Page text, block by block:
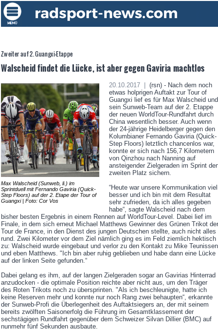
Zweiter auf 2. Guangxi-Etappe
Walscheid findet die Lücke, ist aber gegen Gaviria machtlos
Max Walscheid (Sunweb, li.) im
Sprintduell mit Fernando Gaviria (Quick-
Step Floors) auf der 2. Etape der Tour of
Guangxi | Foto: Cor Vos
20.10.2017 |
(rsn) - Nach dem noch
etwas holprigen Auftakt zur Tour of
Guangxi lief es für Max Walscheid und
sein Sunweb-Team auf der 2. Etappe
der neuen WorldTour-Rundfahrt durch
China wesentlich besser. Auch wenn
der 24-jährige Heidelberger gegen den
Kolumbianer Fernando Gaviria (Quick-
Step Floors) letztlich chancenlos war,
konnte er sich nach 156,7 Kilometern
von Qinzhou nach Nanning auf
ansteigender Zielgeraden im Sprint
zweiten Platz sichern.
“Heute war unsere Kommunikation viel
besser und ich bin mit dem Resultat
sehr zufrieden, da ich alles gegeben
habe“, sagte Walscheid nach dem
bisher besten Ergebnis in einem Rennen auf WorldTour-Level. Dabei lief im
Finale, in dem sich erneut Michael Matthews Gewinner des Grünen Trikot der
Tour de France, in den Dienst des jungen Deutschen stellte, auch nicht alles
rund. Zwei Kilometer vor dem Ziel nämlich ging es im Feld ziemlich hektisch
zu: Walscheid wurde eingebaut und verlor zu den Kontakt zu Mike Teunissen
und eben Matthews. "Ich bin aber ruhig geblieben und habe dann eine Lücke
auf der linken Seite gefunden.“
Dabei gelang es ihm, auf der langen Zielgeraden sogar an Gavirias Hinterrad
anzudocken - die optimale Position reichte aber nicht aus, um den Träger
des Roten Trikots noch zu übersprinten. "Als ich beschleunigte, hatte ich
keine Reserven mehr und konnte nur noch Rang zwei behaupten“, erkannte
der Sunweb-Profi die Überlegenheit des Auftaktsiegers an, der mit seinem
bereits zwölften Saisonerfolg die Führung im Gesamtklassement der
sechstägigen Rundfahrt gegenüber dem Schweizer Silvan Dillier (BMC) auf
nunmehr fünf Sekunden ausbaute.